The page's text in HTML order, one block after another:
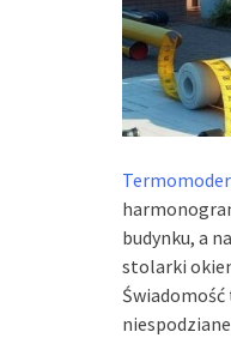
budynku, a
stolarki